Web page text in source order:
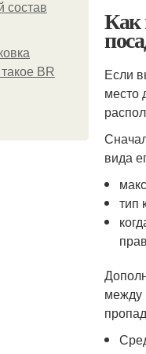
состав
BR
Как
Если
место
вида
тип
между